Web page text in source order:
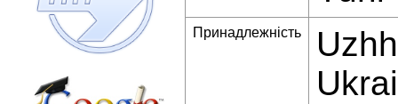
Принадлежність